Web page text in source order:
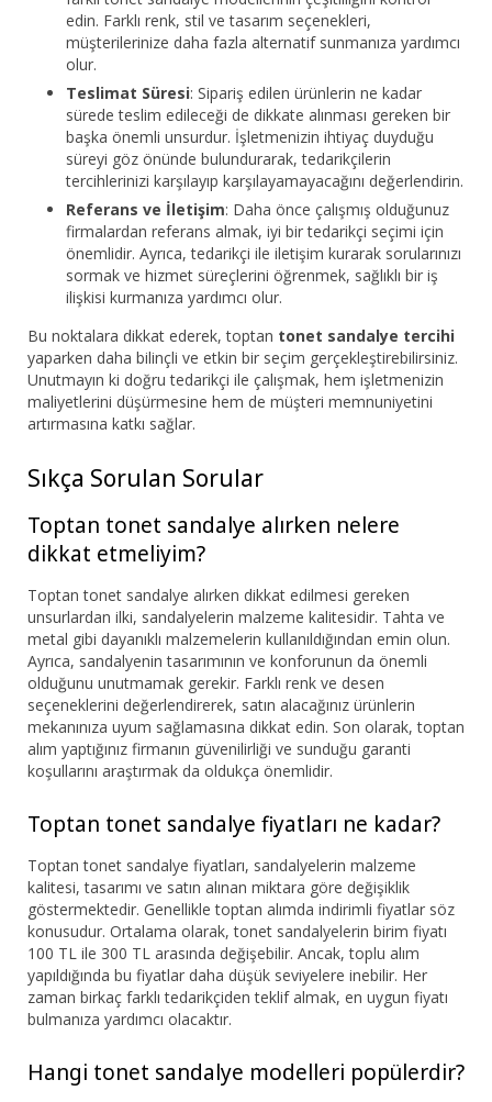
edin. Farklı renk, stil ve tasarım seçenekleri,
müşterilerinize daha fazla alternatif sunmanıza yardımcı
olur.
Teslimat Süresi: Sipariş edilen ürünlerin ne kadar
sürede teslim edileceği de dikkate alınması gereken bir
başka önemli unsurdur. İşletmenizin ihtiyaç duyduğu
süreyi göz önünde bulundurarak, tedarikçilerin
tercihlerinizi karşılayıp karşılayamayacağını değerlendirin.
Referans ve İletişim: Daha önce çalışmış olduğunuz
firmalardan referans almak, iyi bir tedarikçi seçimi için
önemlidir. Ayrıca, tedarikçi ile iletişim kurarak sorularınızı
sormak ve hizmet süreçlerini öğrenmek, sağlıklı bir iş
ilişkisi kurmanıza yardımcı olur.
Bu noktalara dikkat ederek, toptan tonet sandalye tercihi
yaparken daha bilinçli ve etkin bir seçim gerçekleştirebilirsiniz.
Unutmayın ki doğru tedarikçi ile çalışmak, hem işletmenizin
maliyetlerini düşürmesine hem de müşteri memnuniyetini
artırmasına katkı sağlar.
Sıkça Sorulan Sorular
Toptan tonet sandalye alırken nelere
dikkat etmeliyim?
Toptan tonet sandalye alırken dikkat edilmesi gereken
unsurlardan ilki, sandalyelerin malzeme kalitesidir. Tahta ve
metal gibi dayanıklı malzemelerin kullanıldığından emin olun.
Ayrıca, sandalyenin tasarımının ve konforunun da önemli
olduğunu unutmamak gerekir. Farklı renk ve desen
seçeneklerini değerlendirerek, satın alacağınız ürünlerin
mekanınıza uyum sağlamasına dikkat edin. Son olarak, toptan
alım yaptığınız firmanın güvenilirliği ve sunduğu garanti
koşullarını araştırmak da oldukça önemlidir.
Toptan tonet sandalye fiyatları ne kadar?
Toptan tonet sandalye fiyatları, sandalyelerin malzeme
kalitesi, tasarımı ve satın alınan miktara göre değişiklik
göstermektedir. Genellikle toptan alımda indirimli fiyatlar söz
konusudur. Ortalama olarak, tonet sandalyelerin birim fiyatı
100 TL ile 300 TL arasında değişebilir. Ancak, toplu alım
yapıldığında bu fiyatlar daha düşük seviyelere inebilir. Her
zaman birkaç farklı tedarikçiden teklif almak, en uygun fiyatı
bulmanıza yardımcı olacaktır.
Hangi tonet sandalye modelleri popülerdir?